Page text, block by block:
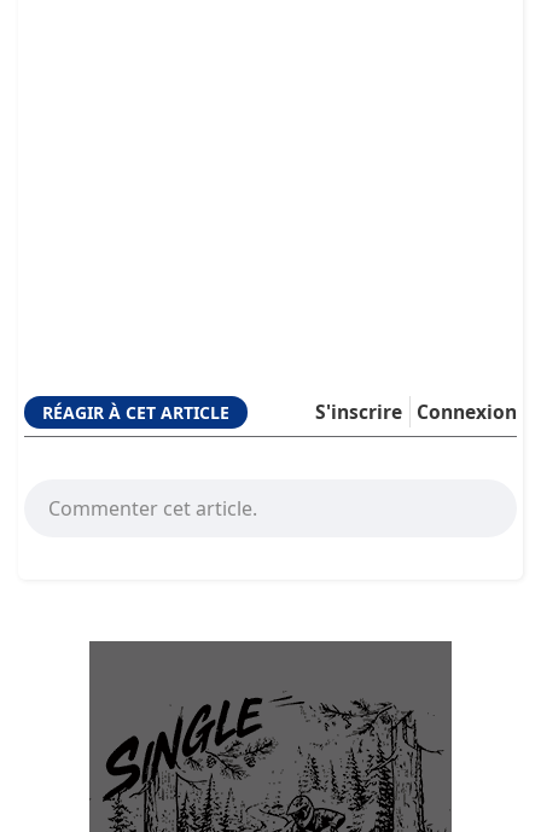
RÉAGIR À CET ARTICLE Connexion
S'inscrire
Commenter cet article.